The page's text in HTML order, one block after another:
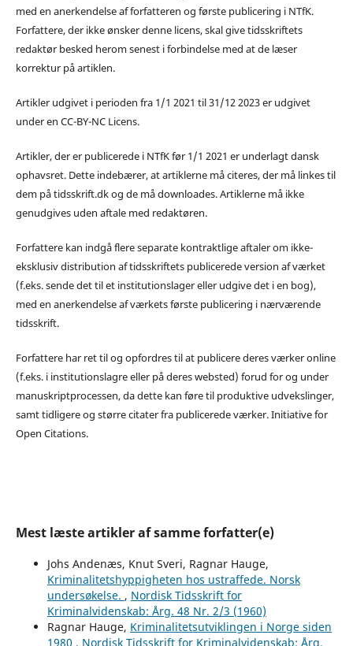
med en anerkendelse af forfatteren og første publicering i NTfK.
Forfattere, der ikke ønsker denne licens, skal give tidsskriftets
redaktør besked herom senest i forbindelse med at de læser
korrektur på artiklen.
Artikler udgivet i perioden fra 1/1 2021 til 31/12 2023 er udgivet
under en CC-BY-NC Licens.
Artikler, der er publicerede i NTfK før 1/1 2021 er underlagt dansk
ophavsret. Dette indebærer, at artiklerne må citeres, der må linkes til
dem på tidsskrift.dk og de må downloades. Artiklerne må ikke
genudgives uden aftale med redaktøren.
Forfattere kan indgå flere separate kontraktlige aftaler om ikke-
eksklusiv distribution af tidsskriftets publicerede version af værket
(f.eks. sende det til et institutionslager eller udgive det i en bog),
med en anerkendelse af værkets første publicering i nærværende
tidsskrift.
Forfattere har ret til og opfordres til at publicere deres værker online
(f.eks. i institutionslagre eller på deres websted) forud for og under
manuskriptprocessen, da dette kan føre til produktive udvekslinger,
samt tidligere og større citater fra publicerede værker. Initiative for
Open Citations.
Mest læste artikler af samme forfatter(e)
Johs Andenæs, Knut Sveri, Ragnar Hauge,
Kriminalitetshyppigheten hos ustraffede. Norsk
undersøkelse. , Nordisk Tidsskrift for
Kriminalvidenskab: Årg. 48 Nr. 2/3 (1960)
Ragnar Hauge, Kriminalitetsutviklingen i Norge siden
1980 , Nordisk Tidsskrift for Kriminalvidenskab: Årg.